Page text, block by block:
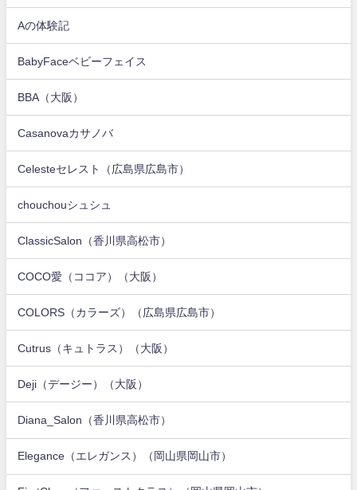
Aの体験記
BabyFaceベビーフェイス
BBA（大阪）
Casanovaカサノバ
Celesteセレスト（広島県広島市）
chouchouシュシュ
ClassicSalon（香川県高松市）
COCO愛（ココア）（大阪）
COLORS（カラーズ）（広島県広島市）
Cutrus（キュトラス）（大阪）
Deji（デージー）（大阪）
Diana_Salon（香川県高松市）
Elegance（エレガンス）（岡山県岡山市）